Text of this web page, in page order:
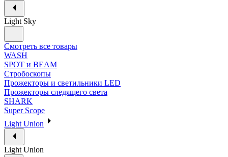
Light Sky
Смотреть все товары
WASH
SPOT и BEAM
Стробоскопы
Прожекторы и светильники LED
Прожекторы следящего света
SHARK
Super Scope
Light Union
Light Union